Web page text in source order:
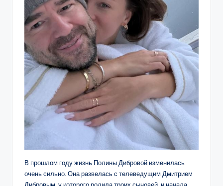
В прошлом году жизнь Полины Дибровой изменилась
очень сильно. Она развелась с телеведущим Дмитрием
Дибровым, у которого родила троих сыновей, и начала